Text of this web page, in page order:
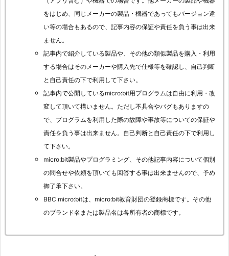
をはじめ、同じメーカーの製品・機器であってもバージョン違
い等の場合もあるので、記事内容の保証や責任を負う事は出来
ません。
記事内で紹介している製品や、その他の類似製品を購入・利用
する場合はそのメーカーや購入先で仕様等を確認し、自己判断
と自己責任の下で利用して下さい。
記事内で公開しているmicro:bit用プログラムは自由に利用・改
変して頂いて構いません。ただし不具合やバグもありますの
で、プログラムを利用した際の故障や事故等についての保証や
責任を負う事は出来ません。自己判断と自己責任の下で利用し
て下さい。
micro:bit製品やプログラミング、その他記事内容について個別
の問合せや依頼を頂いても回答する事は出来ませんので、予め
御了承下さい。
BBC micro:bitは、micro:bit教育財団の登録商標です。その他
のブランド名または製品名は各所有者の商標です。